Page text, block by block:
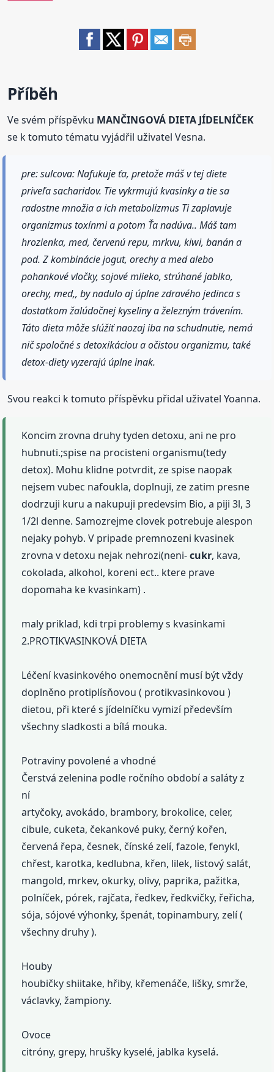
Příběh
Ve svém příspěvku MANČINGOVÁ DIETA JÍDELNÍČEK
se k tomuto tématu vyjádřil uživatel Vesna.
pre: sulcova: Nafukuje ťa, pretože máš v tej diete
priveľa sacharidov. Tie vykrmujú kvasinky a tie sa
radostne množia a ich metabolizmus Ti zaplavuje
organizmus toxínmi a potom Ťa nadúva.. Máš tam
hrozienka, med, červenú repu, mrkvu, kiwi, banán a
pod. Z kombinácie jogut, orechy a med alebo
pohankové vločky, sojové mlieko, strúhané jablko,
orechy, med,, by nadulo aj úplne zdravého jedinca s
dostatkom žalúdočnej kyseliny a železným trávením.
Táto dieta môže slúžiť naozaj iba na schudnutie, nemá
nič spoločné s detoxikáciou a očistou organizmu, také
detox-diety vyzerajú úplne inak.
Svou reakci k tomuto příspěvku přidal uživatel Yoanna.
Koncim zrovna druhy tyden detoxu, ani ne pro
hubnuti.;spise na procisteni organismu(tedy
detox). Mohu klidne potvrdit, ze spise naopak
nejsem vubec nafoukla, doplnuji, ze zatim presne
dodrzuji kuru a nakupuji predevsim Bio, a piji 3l, 3
1/2l denne. Samozrejme clovek potrebuje alespon
nejaky pohyb. V pripade premnozeni kvasinek
zrovna v detoxu nejak nehrozi(neni-cukr, kava,
cokolada, alkohol, koreni ect.. ktere prave
dopomaha ke kvasinkam) .
maly priklad, kdi trpi problemy s kvasinkami
2.PROTIKVASINKOVÁ DIETA
Léčení kvasinkového onemocnění musí být vždy
doplněno protiplísňovou ( protikvasinkovou )
dietou, při které s jídelníčku vymizí především
všechny sladkosti a bílá mouka.
Potraviny povolené a vhodné
Čerstvá zelenina podle ročního období a saláty z
ní
artyčoky, avokádo, brambory, brokolice, celer,
cibule, cuketa, čekankové puky, černý kořen,
červená řepa, česnek, čínské zelí, fazole, fenykl,
chřest, karotka, kedlubna, křen, lilek, listový salát,
mangold, mrkev, okurky, olivy, paprika, pažitka,
polníček, pórek, rajčata, ředkev, ředkvičky, řeřicha,
sója, sójové výhonky, špenát, topinambury, zelí (
všechny druhy ).
Houby
houbičky shiitake, hřiby, křemenáče, lišky, smrže,
václavky, žampiony.
Ovoce
citróny, grepy, hrušky kyselé, jablka kyselá.